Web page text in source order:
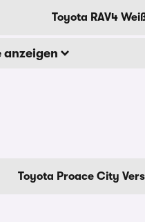
Toyota RAV4
anzeigen
Toyota Proace City